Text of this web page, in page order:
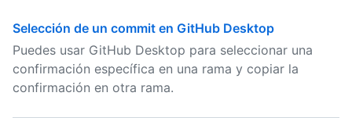
Selección de un commit en GitHub Desktop
Puedes usar GitHub Desktop para seleccionar una
confirmación específica en una rama y copiar la
confirmación en otra rama.